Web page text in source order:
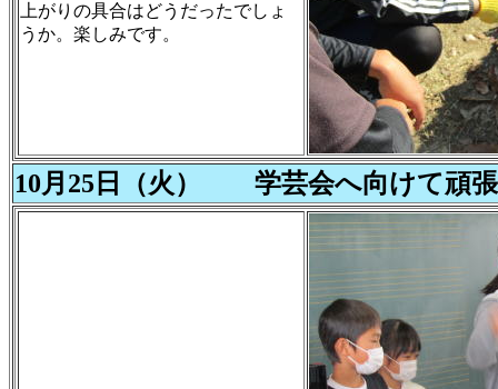
上がりの具合はどうだったでしょ
うか。楽しみです。
10月25日（火） 学芸会へ向けて頑張